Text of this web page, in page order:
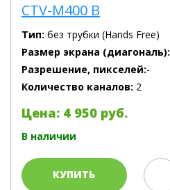
CTV-M400 B
Тип: без трубки (Hands Free)
Размер экрана (диагональ):
Разрешение, пикселей:-
Количество каналов: 2
Цена: 4 950 руб.
В наличии
КУПИТЬ